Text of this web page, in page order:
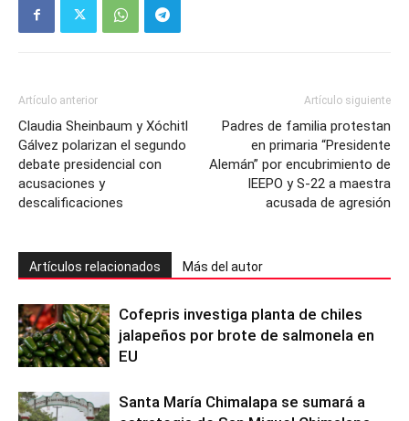
Artículo anterior
Claudia Sheinbaum y Xóchitl
Gálvez polarizan el segundo
debate presidencial con
acusaciones y
descalificaciones
Artículo siguiente
Padres de familia protestan
en primaria “Presidente
Alemán” por encubrimiento de
IEEPO y S-22 a maestra
acusada de agresión
Artículos relacionados Más del autor
Cofepris investiga planta de chiles
jalapeños por brote de salmonela en
EU
Santa María Chimalapa se sumará a